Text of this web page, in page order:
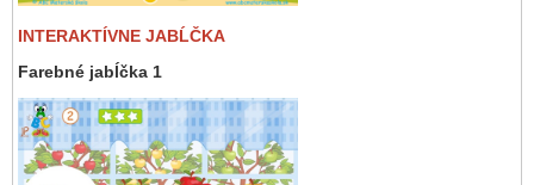
INTERAKTÍVNE JABĹČKA
Farebné jabĺčka 1